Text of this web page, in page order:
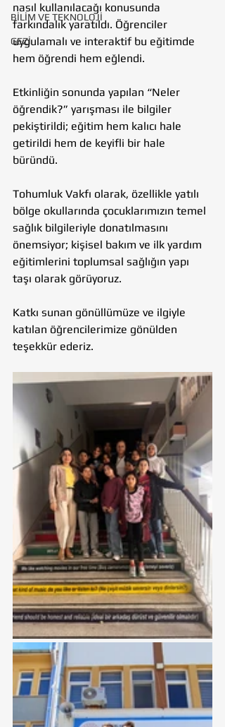
BİLİM VE TEKNOLOJİ
GEZİ
nasıl kullanılacağı konusunda
farkındalık yaratıldı. Öğrenciler
uygulamalı ve interaktif bu eğitimde
hem öğrendi hem eğlendi.
Etkinliğin sonunda yapılan “Neler
öğrendik?” yarışması ile bilgiler
pekiştirildi; eğitim hem kalıcı hale
getirildi hem de keyifli bir hale
büründü.
Tohumluk Vakfı olarak, özellikle yatılı
bölge okullarında çocuklarımızın temel
sağlık bilgileriyle donatılmasını
önemsiyor; kişisel bakım ve ilk yardım
eğitimlerini toplumsal sağlığın yapı
taşı olarak görüyoruz.
Katkı sunan gönüllümüze ve ilgiyle
katılan öğrencilerimize gönülden
teşekkür ederiz.